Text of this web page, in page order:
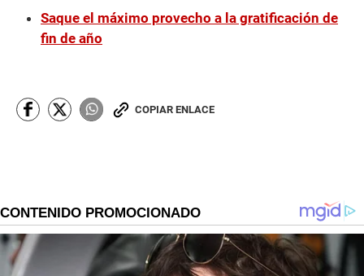
Saque el máximo provecho a la gratificación de
fin de año
COPIAR ENLACE